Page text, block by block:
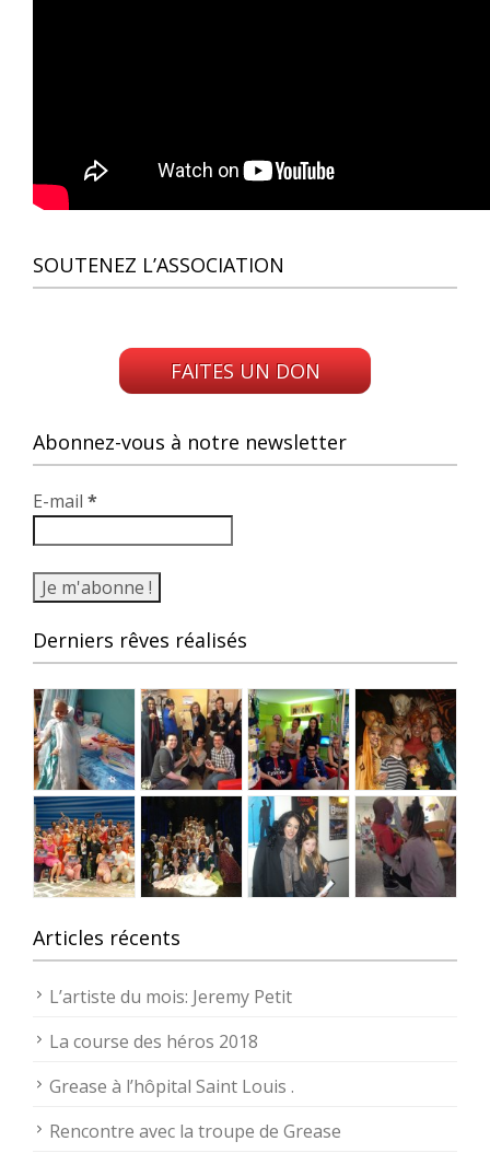
SOUTENEZ L’ASSOCIATION
FAITES UN DON
Abonnez-vous à notre newsletter
E-mail *
Derniers rêves réalisés
Articles récents
L’artiste du mois: Jeremy Petit
La course des héros 2018
Grease à l’hôpital Saint Louis .
Rencontre avec la troupe de Grease